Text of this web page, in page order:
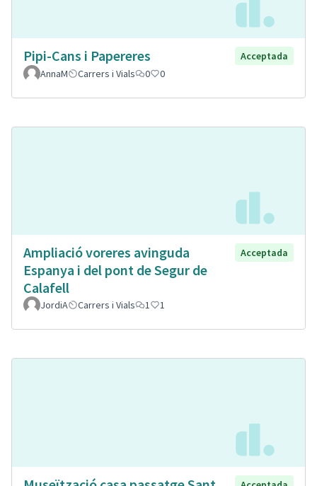
Pipi-Cans i Papereres
Acceptada
AnnaM
Carrers i Vials 0 0
Ampliació voreres avinguda
Espanya i del pont de Segur de
Calafell
Acceptada
JordiA Carrers i Vials 1 1